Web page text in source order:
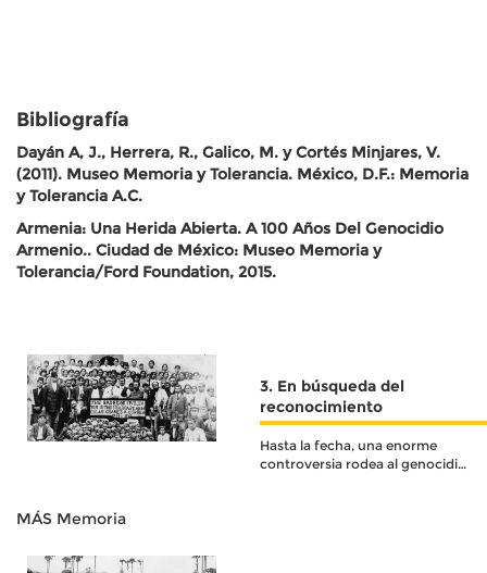
Bibliografía
Dayán A, J., Herrera, R., Galico, M. y Cortés Minjares, V.
(2011). Museo Memoria y Tolerancia. México, D.F.: Memoria
y Tolerancia A.C.
Armenia: Una Herida Abierta. A 100 Años Del Genocidio
Armenio.. Ciudad de México: Museo Memoria y
Tolerancia/Ford Foundation, 2015.
3. En búsqueda del
reconocimiento
Hasta la fecha, una enorme
controversia rodea al genocidio
MÁS Memoria